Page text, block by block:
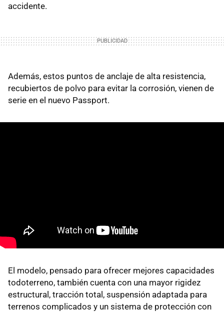
accidente.
Además, estos puntos de anclaje de alta resistencia,
recubiertos de polvo para evitar la corrosión, vienen de
serie en el nuevo Passport.
El modelo, pensado para ofrecer mejores capacidades
todoterreno, también cuenta con una mayor rigidez
estructural, tracción total, suspensión adaptada para
terrenos complicados y un sistema de protección con